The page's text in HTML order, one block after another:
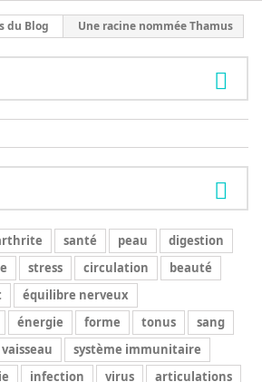
du Blog Une racine nommée Thamus
santé peau
digestion
stress circulation
beauté
équilibre nerveux
énergie forme tonus
sang
vaisseau
système immunitaire
infection virus
articulations